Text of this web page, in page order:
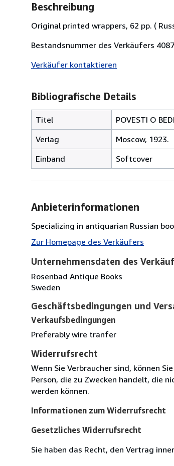
Beschreibung
Original printed wrappers, 62 pp. (
Bestandsnummer des Verkäufers 4087
Verkäufer kontaktieren
Bibliografische Details
Titel
POVESTI O
Verlag
Moscow, 1923.
Einband
Softcover
Anbieterinformationen
Specializing in antiquarian Russian
Zur Homepage des Verkäufers
Unternehmensdaten des
Rosenbad Antique Books
Sweden
Geschäftsbedingungen und
Verkaufsbedingungen
Preferably wire tranfer
Widerrufsrecht
Wenn Sie Verbraucher sind, können
Person, die zu Zwecken handelt, die
werden können.
Informationen zum Widerrufsrecht
Gesetzliches Widerrufsrecht
Sie haben das Recht, den Vertrag